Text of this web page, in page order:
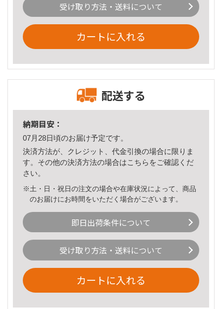
受け取り方法・送料について
カートに入れる
配送する
納期目安：
07月28日頃のお届け予定です。
決済方法が、クレジット、代金引換の場合に限りま
す。その他の決済方法の場合はこちら をご確認くだ
さい。
※土・日・祝日の注文の場合や在庫状況によって、商品
のお届けにお時間をいただく場合がございます。
即日出荷条件について
受け取り方法・送料について
カートに入れる